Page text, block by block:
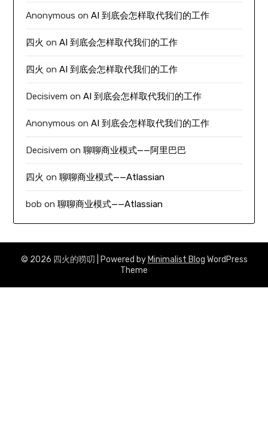
Anonymous onAI 到底会怎样取代我们的工作
四火 onAI 到底会怎样取代我们的工作
四火 onAI 到底会怎样取代我们的工作
Decisivem onAI 到底会怎样取代我们的工作
Anonymous onAI 到底会怎样取代我们的工作
Decisivem on聊聊商业模式——阿里巴巴
四火 on聊聊商业模式——Atlassian
bob on聊聊商业模式——Atlassian
© 2026 四火的唠叨 | Powered by Minimalist Blog WordPress
Theme